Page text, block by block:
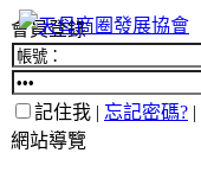
會員登錄
記住我 | 忘記密碼? |
網站導覽